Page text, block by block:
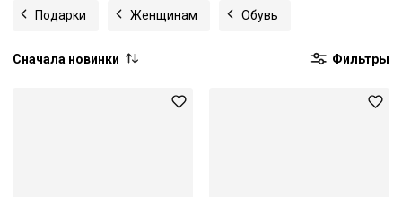
Подарки Женщинам Обувь
Сначала новинки Фильтры